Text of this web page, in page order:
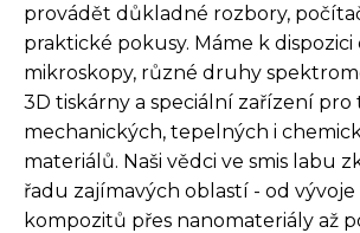
provádět důkladné rozbory,
praktické pokusy. Máme k
mikroskopy, různé druhy
3D tiskárny a speciální zařízení pro
mechanických, tepelných i
materiálů. Naši vědci ve smis labu
řadu zajímavých oblastí - od
kompozitů přes nanomateriály až